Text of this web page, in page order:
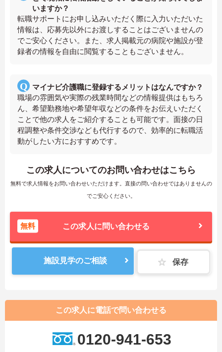
いますか？
転職サポートにお申し込みいただく際に入力いただいた
情報は、応募先以外にお渡しすることはございませんの
でご安心ください。また、求人掲載元の病院や施設が登
録者の情報を自由に閲覧することもございません。
マイナビ介護職に登録するメリットはなんですか？
職場の雰囲気や実際の残業時間などの情報提供はもちろ
ん、希望勤務地や希望年収などの条件をお伝えいただく
ことで他の求人をご紹介することも可能です。面接の日
程調整や条件交渉なども代行するので、効率的に転職活
動がしたい方におすすめです。
この求人についてのお問い合わせはこちら
無料で求人情報をお問い合わせいただけます。直接の問い合わせではありませんの
でご安心ください。
無料 この求人に問い合わせる
施設見学のご相談 保存
この求人に電話で問い合わせる
0120-941-653